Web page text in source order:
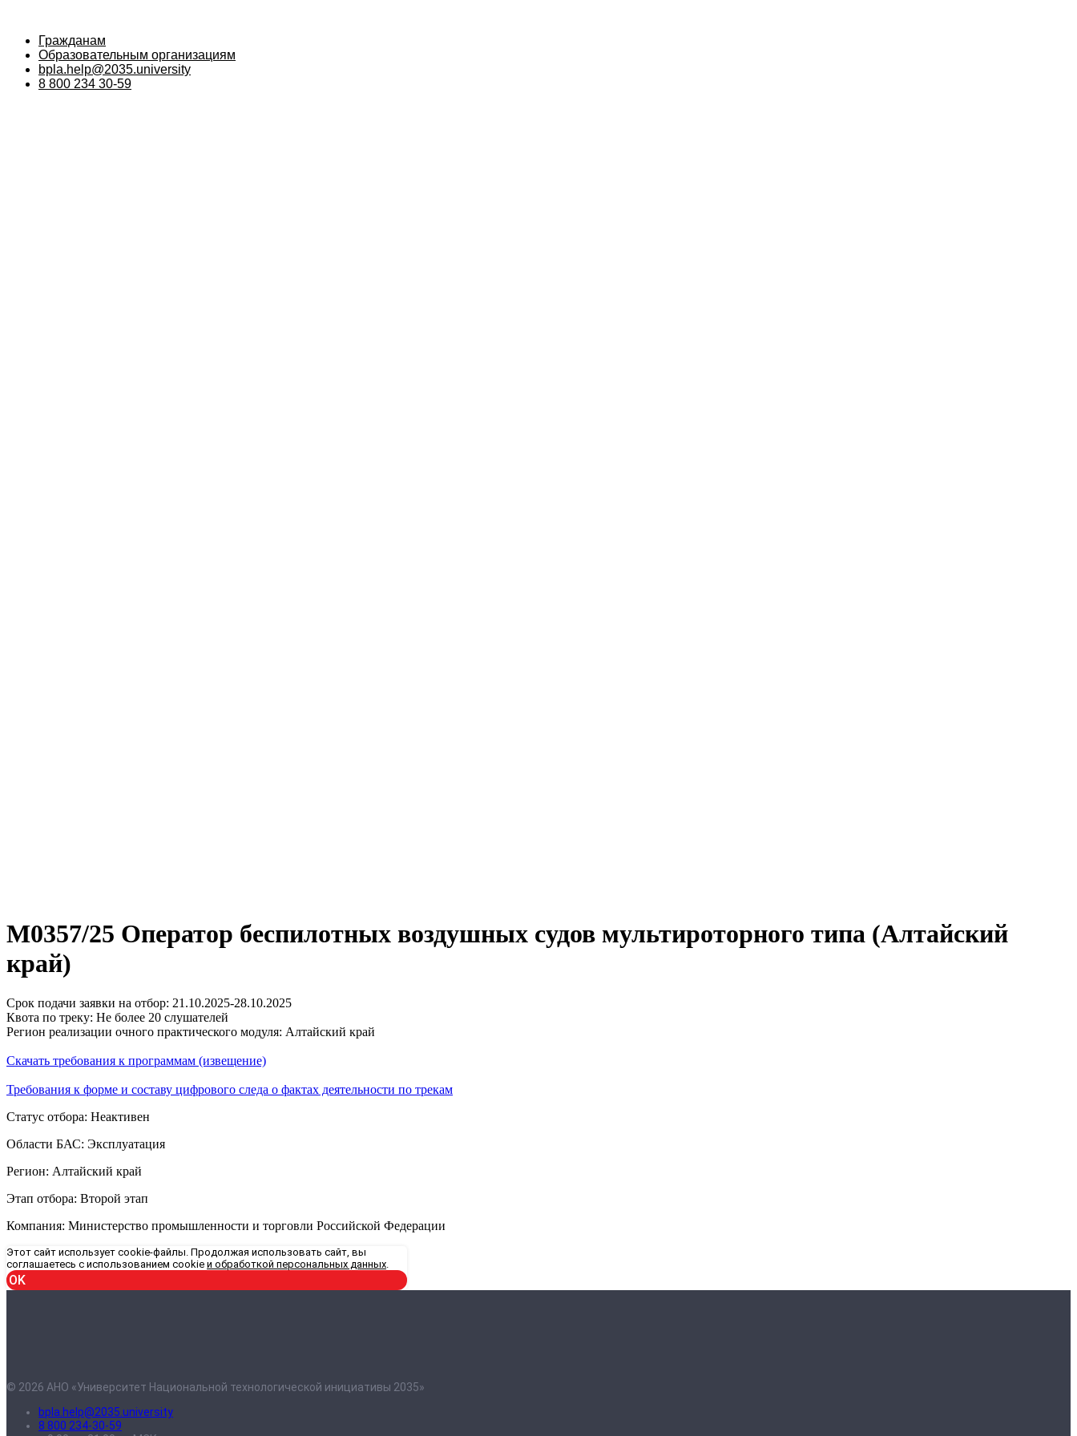
Гражданам
Образовательным организациям
bpla.help@2035.university
8 800 234 30-59
М0357/25 Оператор беспилотных воздушных судов мультироторного типа (Алтайский
край)
Срок подачи заявки на отбор: 21.10.2025-28.10.2025
Квота по треку: Не более 20 слушателей
Регион реализации очного практического модуля: Алтайский край
Скачать требования к программам (извещение)
Требования к форме и составу цифрового следа о фактах деятельности по трекам
Статус отбора: Неактивен
Области БАС: Эксплуатация
Регион: Алтайский край
Этап отбора: Второй этап
Компания: Министерство промышленности и торговли Российской Федерации
Этот сайт использует cookie-файлы. Продолжая использовать сайт, вы
соглашаетесь с использованием cookie и обработкой персональных данных
OK
© 2026 АНО «Университет Национальной технологической инициативы 2035»
bpla.help@2035.university
8 800 234-30-59